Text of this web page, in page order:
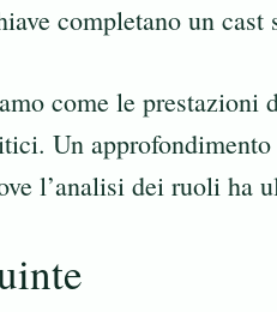
completano un cast
come le prestazioni
Un
l’analisi dei ruoli ha